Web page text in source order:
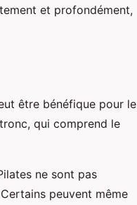
et profondément,
être bénéfique pour le
qui comprend le
ne sont pas
peuvent même